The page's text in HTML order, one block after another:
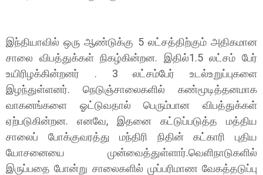
இந்தியாவில் ஒரு ஆண்டுக்கு 5 லட்சத்திற்கும் அதிகமான
சாலை விபத்துக்கள் நிகழ்கின்றன. இதில்1.5 லட்சம் பேர்
உயிரிழக்கின்றனர் . 3 லட்சம்பேர் உடல்உறுப்புகளை
இழந்துள்ளனர். நெடுஞ்சாலைகளில் கண்மூடித்தனமாக
வாகனங்களை ஓட்டுவதால் பெரும்பான விபத்துக்கள்
ஏற்படுகின்றன. எனவே, இதனை கட்டுப்படுத்த மத்திய
சாலைப் போக்குவரத்து மந்திரி நிதின் கட்காரி புதிய
யோசனையை முன்வைத்துள்ளார்.வெளிநாடுகளில்
இருப்பதை போன்று சாலைகளில் முப்பரிமாண வேகத்தடுப்பு